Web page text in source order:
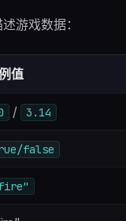
游戏数据：
值
/ 3.14
false